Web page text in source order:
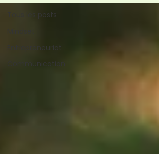
Tous les posts
Entrepreneuriat
Communication